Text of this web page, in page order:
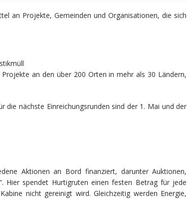
an Projekte, Gemeinden und Organisationen, die sich
an den über 200 Orten in mehr als 30 Ländern,
die nächste Einreichungsrunden sind der 1. Mai und der
Aktionen an Bord finanziert, darunter Auktionen,
Hier spendet Hurtigruten einen festen Betrag für jede
nicht gereinigt wird. Gleichzeitig werden Energie,